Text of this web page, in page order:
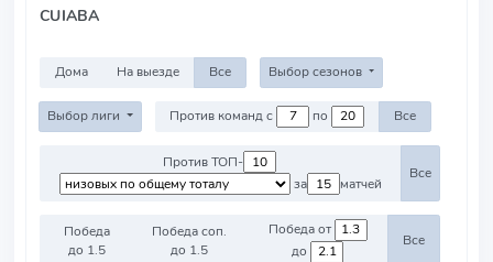
CUIABA
Дома На выезде Все Выбор сезонов
Выбор лиги Против команд с по Все
Против ТОП-
за
матчей
Все
Победа
до 1.5
Победа соп.
до 1.5
Победа от
до
Все